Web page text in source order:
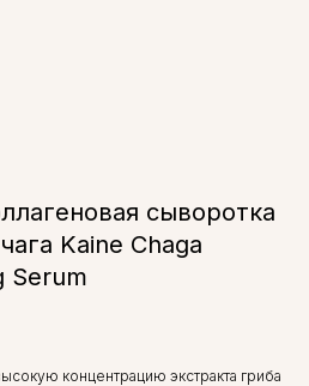
сыворотка
Kaine Chaga
Serum
концентрацию экстракта гриба